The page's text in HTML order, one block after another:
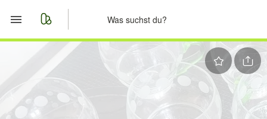
Merkliste
Nachrichten